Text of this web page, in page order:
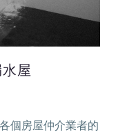
屋
個房屋仲介業者的